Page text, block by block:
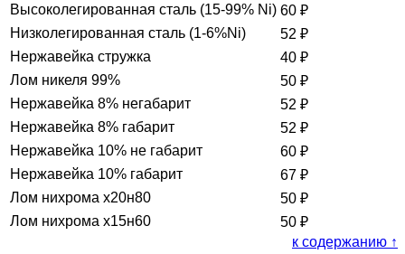
Высоколегированная сталь (15-99% Ni) 60 ₽
Низколегированная сталь (1-6%Ni)
52 ₽
Нержавейка стружка
40 ₽
Лом никеля 99%
50 ₽
Нержавейка 8% негабарит
52 ₽
Нержавейка 8% габарит
52 ₽
Нержавейка 10% не габарит
60 ₽
Нержавейка 10% габарит
67 ₽
Лом нихрома х20н80
50 ₽
Лом нихрома х15н60
50 ₽
к содержанию ↑